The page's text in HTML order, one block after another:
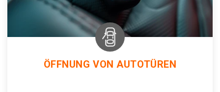
ÖFFNUNG VON AUTOTÜREN